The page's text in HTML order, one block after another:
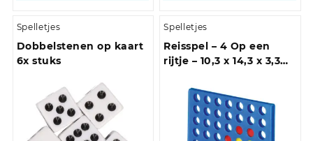
Spelletjes
Dobbelstenen op kaart
6x stuks
Spelletjes
Reisspel – 4 Op een
rijtje – 10,3 x 14,3 x 3,3
speelgoed – kinderen
en volwassenen